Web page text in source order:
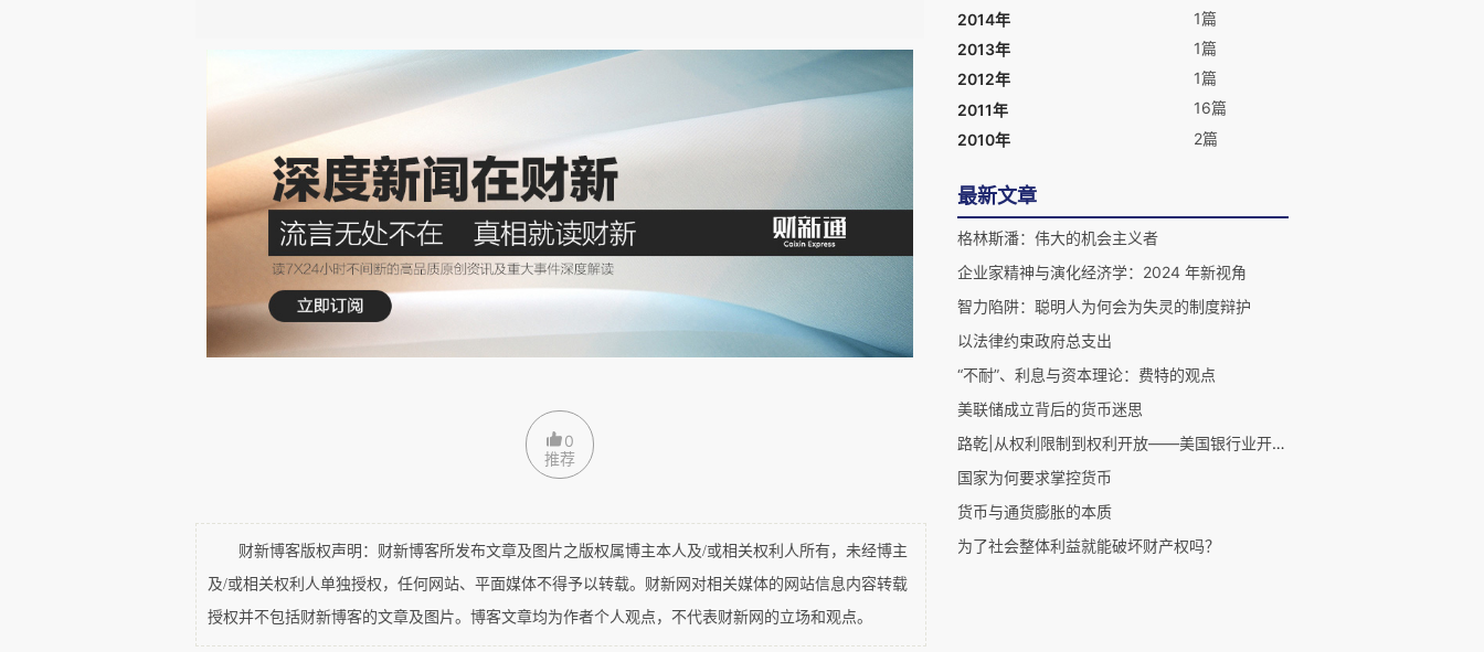
神作为变迁的内生原因与驱动力量。现代经济模型往往完全排除企业家精神现象，
也因此排除了经济动态性。
毕竟，在一般均衡中不可能存在企业家精神，因为经济已被假定处于最大化状态
（如琼斯，1965）。而在所谓的完全竞争 ——“一个具备完全知识的经济”（斯蒂格
勒，1957，第 11 页）—— 中，同样没有企业家的空间，因为所有人都知晓机会，
经济利润为零。更不用说企业家精神难以捉摸且难以明确界定。作为新奇事物的来
源，以及经济破坏与演化进程的成因，企业家精神甚至可能破坏支撑形式化建模与
精确预测的假设。因此，通过假设，模型中既没有企业家，也没有新奇事物的内生
里德曼（1953）的著名论断，如果模型仍能预测经济结果，那么即便采用不现实乃
至异质的假设也无可厚非。这导致了一种经济学：企业家不再被视为经济中的核心
企业家精神以及经济变迁的引擎，已从现代主流经济学中被 “抹去”（鲍莫尔，
1968，第 66 页）。早期将经济理解为 “产业突变的过程”（熊彼特，1947，第 85
0
推荐
财新博客版权声明：财新博客所发布文章及图片之版权属博主本人及/或相关权利人所有，未经博主
及/或相关权利人单独授权，任何网站、平面媒体不得予以转载。财新网对相关媒体的网站信息内容转载
授权并不包括财新博客的文章及图片。博客文章均为作者个人观点，不代表财新网的立场和观点。
2014年
1篇
2013年
1篇
2012年
1篇
2011年
16篇
2010年
2篇
最新文章
格林斯潘：伟大的机会主义者
企业家精神与演化经济学：2024 年新视角
智力陷阱：聪明人为何会为失灵的制度辩护
以法律约束政府总支出
“不耐”、利息与资本理论：费特的观点
美联储成立背后的货币迷思
路乾|从权利限制到权利开放——美国银行业开放的政治经济史
国家为何要求掌控货币
货币与通货膨胀的本质
为了社会整体利益就能破坏财产权吗？